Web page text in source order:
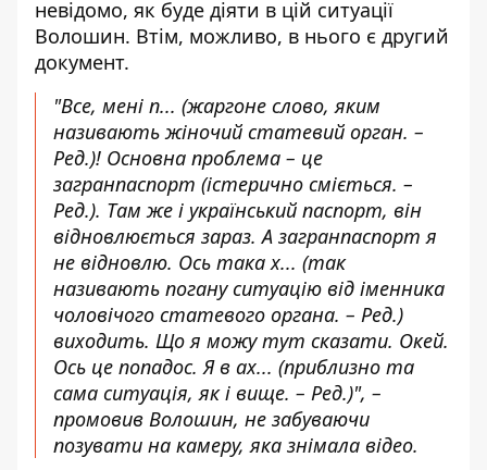
невідомо, як буде діяти в цій ситуації
Волошин. Втім, можливо, в нього є другий
документ.
"Все, мені п... (жаргоне слово, яким
називають жіночий статевий орган. –
Ред.)! Основна проблема – це
загранпаспорт (істерично сміється. –
Ред.). Там же і український паспорт, він
відновлюється зараз. А загранпаспорт я
не відновлю. Ось така х... (так
називають погану ситуацію від іменника
чоловічого статевого органа. – Ред.)
виходить. Що я можу тут сказати. Окей.
Ось це попадос. Я в ах... (приблизно та
сама ситуація, як і вище. – Ред.)", –
промовив Волошин, не забуваючи
позувати на камеру, яка знімала відео.